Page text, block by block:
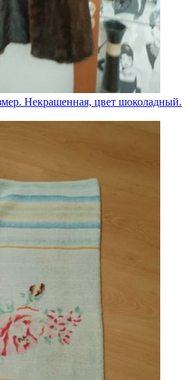
Некрашенная, цвет шоколадный.